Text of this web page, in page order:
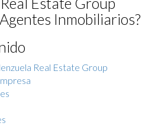
Inmobiliarios?
Real Estate Group